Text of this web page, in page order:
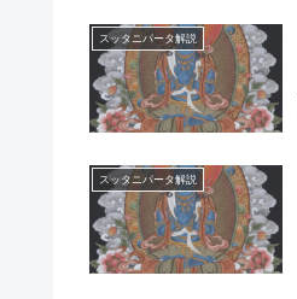
スッタニパータ解説
スッタニパータ解説